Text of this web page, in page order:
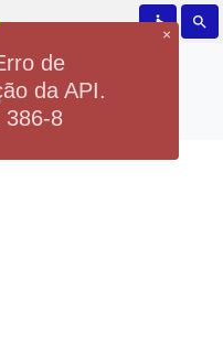
accessible search
×
de
da API.
386-8